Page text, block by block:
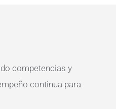
competencias y
continua para